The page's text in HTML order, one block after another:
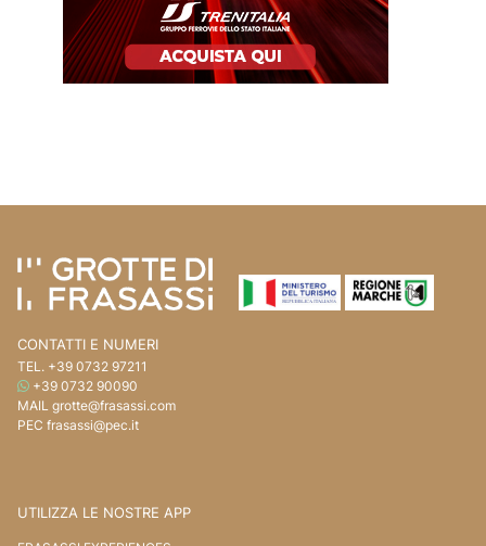
CONTATTI E NUMERI
TEL. +39 0732 97211
WHATSAPP
+39 0732 90090
MAIL grotte@frasassi.com
PEC frasassi@pec.it
UTILIZZA LE NOSTRE APP